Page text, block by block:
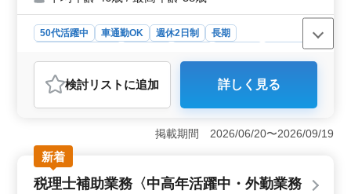
ベテラン経験者の方からのご応募も歓迎しま
す！
50代活躍中 車通勤OK 週休2日制
長期
派遣社員
会計事務所
おすすめポイント
＜安心の働きやすさ＞ 中高年が活躍する環境で、経験
者歓迎の会計事務所です。残業は少なめで、週休2日制・
年間休日124日でプライベートも充実。定時退社が基本
で、ワークライフバランスが保てます。 ＜経験を活
かした業務＞ 経験豊富な方々のご応募を歓迎し、会計
事務所の実務経験者を募集しています。税理士補助業務
検討リスト に追加 詳しく見る
掲載期間 2026/06/20〜2026/09/19
新着
税理士補助業務〈中高年活躍中・外勤業務